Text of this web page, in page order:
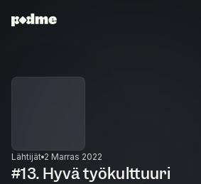
Lähtijät 2 Marras 2022
#13. Hyvä työkulttuuri